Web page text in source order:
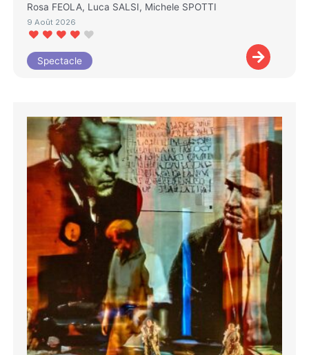
Rosa FEOLA, Luca SALSI, Michele SPOTTI
9 Août 2026
Spectacle